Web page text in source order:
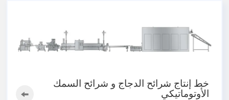
خط إنتاج شرائح الدجاج و شرائح السمك
الأوتوماتيكي